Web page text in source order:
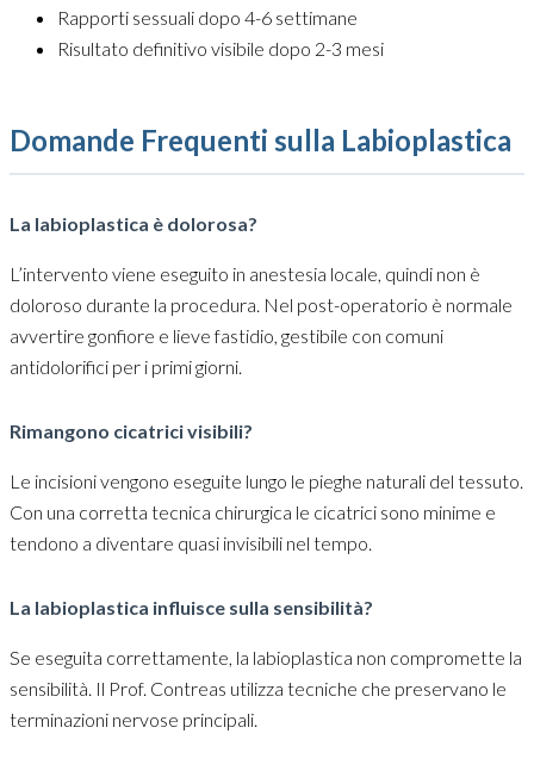
Rapporti sessuali dopo 4-6 settimane
Risultato definitivo visibile dopo 2-3 mesi
Domande Frequenti sulla Labioplastica
La labioplastica è dolorosa?
L’intervento viene eseguito in anestesia locale, quindi non è
doloroso durante la procedura. Nel post-operatorio è normale
avvertire gonfiore e lieve fastidio, gestibile con comuni
antidolorifici per i primi giorni.
Rimangono cicatrici visibili?
Le incisioni vengono eseguite lungo le pieghe naturali del tessuto.
Con una corretta tecnica chirurgica le cicatrici sono minime e
tendono a diventare quasi invisibili nel tempo.
La labioplastica influisce sulla sensibilità?
Se eseguita correttamente, la labioplastica non compromette la
sensibilità. Il Prof. Contreas utilizza tecniche che preservano le
terminazioni nervose principali.